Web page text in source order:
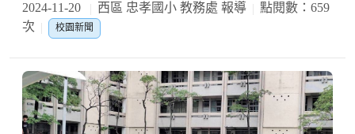
2024-11-20 西區 忠孝國小 教務處 報導
點閱數：659
次
校園新聞